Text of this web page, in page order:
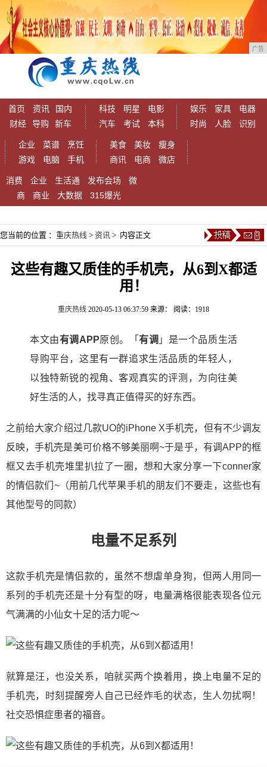
广告
首页 资讯
国内
财经
导购 新车
科技 明星
电影
汽车
考试 本科
娱乐 家具
电器
时尚
人脸 识别
企业 菜谱
烹饪
游戏
电脑 手机
美食 美妆
瘦身
商讯
电商 微店
消费 企业 生活通 发布会场
微
商
商业 大数据 315爆光
您当前的位置 ： 重庆热线 > 资讯 > 内容正文
这些有趣又质佳的手机壳，从6到X都适
用！
重庆热线 2020-05-13 06:37:59 来源： 阅读：1918
本文由有调APP原创。「有调 」是一个品质生活
导购平台，这里有一群追求生活品质的年轻人，
以独特新锐的视角、客观真实的评测，为向往美
好生活的人，找寻真正值得买的好东西。
之前给大家介绍过几款UO的iPhone X手机壳，但有不少调友
反映，手机壳是美可价格不够美丽啊~于是乎，有调APP的框
框又去手机壳堆里扒拉了一圈，想和大家分享一下conner家
的情侣款们~（用前几代苹果手机的朋友们不要走，这些也有
其他型号的同款）
电量不足系列
这款手机壳是情侣款的，虽然不想虐单身狗，但两人用同一
系列的手机壳还是十分有型的呀，电量满格很能表现各位元
气满满的小仙女十足的活力呢～
就算是汪，也没关系，咱就买两个换着用，换上电量不足的
手机壳，时刻提醒旁人自己已经炸毛的状态，生人勿扰啊！
社交恐惧症患者的福音。